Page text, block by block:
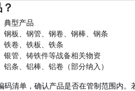
典型产品
钢板、钢管、钢卷、钢棒、钢条
铁卷、铁板、铁条
银管、铸铁件等战备相关物资
铝条、铝棒、铝卷（部分纳入）
码清单，确认产品是否在管制范围内